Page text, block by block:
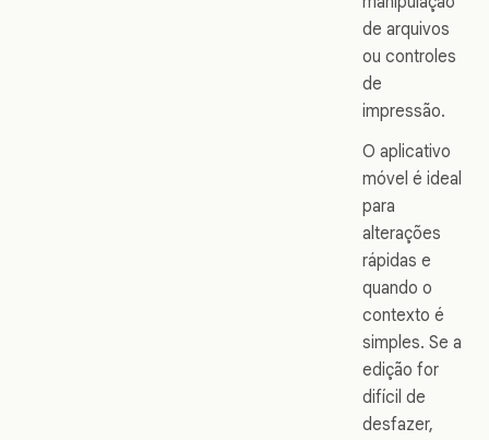
de arquivos
ou controles
de
impressão.
O aplicativo
móvel é ideal
para
alterações
rápidas e
quando o
contexto é
simples. Se a
edição for
difícil de
desfazer,